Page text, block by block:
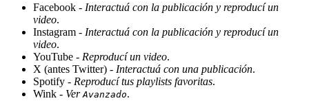
Facebook - Interactuá con la publicación y reproducí un
video.
Instagram - Interactuá con la publicación y reproducí un
video.
YouTube - Reproducí un video.
X (antes Twitter) - Interactuá con una publicación.
Spotify - Reproducí tus playlists favoritas.
Wink - Ver Avanzado.